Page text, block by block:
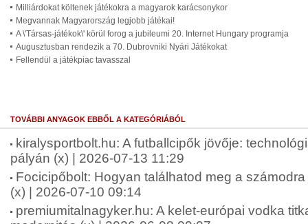
Milliárdokat költenek játékokra a magyarok karácsonykor
Megvannak Magyarország legjobb játékai!
A \'Társas-játékok\' körül forog a jubileumi 20. Internet Hungary programja
Augusztusban rendezik a 70. Dubrovniki Nyári Játékokat
Fellendül a játékpiac tavasszal
TOVÁBBI ANYAGOK EBBŐL A KATEGÓRIÁBÓL
kiralysportbolt.hu: A futballcipők jövője:
pályán (x) | 2026-07-13 11:29
Focicipőbolt: Hogyan találhatod meg a
(x) | 2026-07-10 09:14
premiumitalnagyker.hu: A kelet-európai vodka